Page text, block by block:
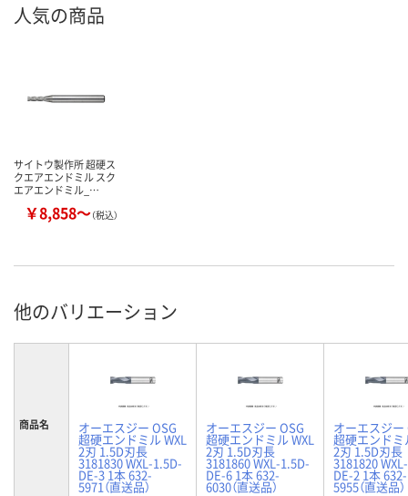
人気の商品
サイトウ製作所 超硬ス
クエアエンドミル スク
エアエンドミル_…
￥8,858～（税込）
他のバリエーション
商品名 オーエスジー OSG
超硬エンドミル WXL
2刃 1.5D刃長
3181830 WXL-1.5D-
DE-3 1本 632-
5971（直送品）
オーエスジー OSG
超硬エンドミル WXL
2刃 1.5D刃長
3181860 WXL-1.5D-
DE-6 1本 632-
6030（直送品）
オーエスジー
超硬エンドミ
2刃 1.5D刃長
3181820
DE-2 1本 632-
5955（直送品）